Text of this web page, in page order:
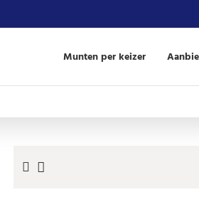
Munten per keizer